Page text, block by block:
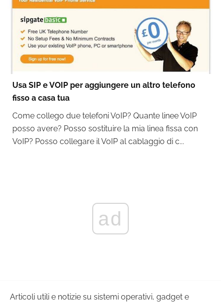
Usa SIP e VOIP per aggiungere un altro telefono
fisso a casa tua
Come collego due telefoni VoIP? Quante linee VoIP
posso avere? Posso sostituire la mia linea fissa con
VoIP? Posso collegare il VoIP al cablaggio di c...
ad
Articoli utili e notizie su sistemi operativi, gadget e